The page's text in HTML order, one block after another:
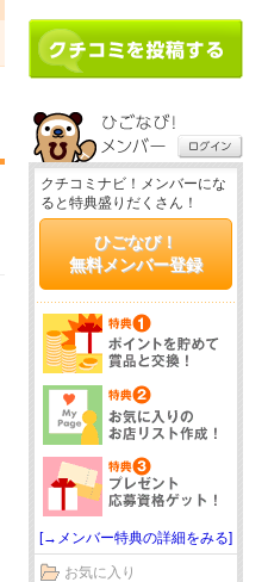
クチコミナビ！メンバーにな
ると特典盛りだくさん！
ひごなび！
無料メンバー登録
[→メンバー特典の詳細をみる]
お気に入り